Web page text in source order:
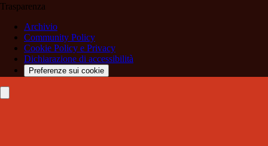
Trasparenza
Archivio
Community Policy
Cookie Policy e Privacy
Dichiarazione di accessibilità
Preferenze sui cookie